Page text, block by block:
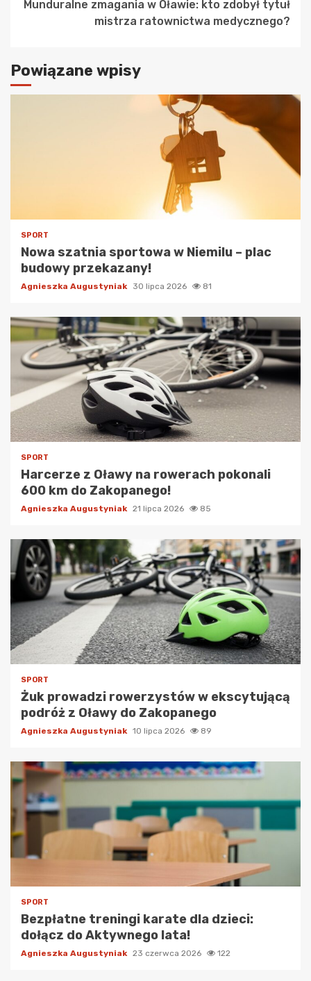
Munduralne zmagania w Oławie: kto zdobył tytuł
mistrza ratownictwa medycznego?
Powiązane wpisy
SPORT
Nowa szatnia sportowa w Niemilu – plac
budowy przekazany!
Agnieszka Augustyniak 30 lipca 2026 81
SPORT
Harcerze z Oławy na rowerach pokonali
600 km do Zakopanego!
Agnieszka Augustyniak 21 lipca 2026 85
SPORT
Żuk prowadzi rowerzystów w ekscytującą
podróż z Oławy do Zakopanego
Agnieszka Augustyniak 10 lipca 2026 89
SPORT
Bezpłatne treningi karate dla dzieci:
dołącz do Aktywnego lata!
Agnieszka Augustyniak 23 czerwca 2026 122